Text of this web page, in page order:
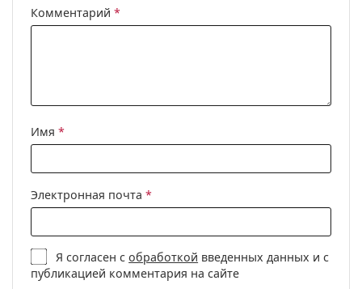
Упаковка
Категория:
Цветные контактные
контактные линзы
асферические линзы
Комментарий *
Имя *
Электронная почта *
Я согласен собработкой введенных данных и с
публикацией комментария на сайте